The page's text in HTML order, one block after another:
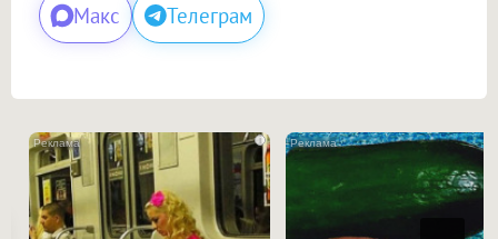
Макс Телеграм
i